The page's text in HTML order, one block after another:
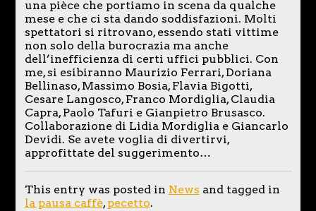
una pièce che portiamo in scena da qualche
mese e che ci sta dando soddisfazioni. Molti
spettatori si ritrovano, essendo stati vittime
non solo della burocrazia ma anche
dell’inefficienza di certi uffici pubblici. Con
me, si esibiranno Maurizio Ferrari, Doriana
Bellinaso, Massimo Bosia, Flavia Bigotti,
Cesare Langosco, Franco Mordiglia, Claudia
Capra, Paolo Tafuri e Gianpietro Brusasco.
Collaborazione di Lidia Mordiglia e Giancarlo
Devidi. Se avete voglia di divertirvi,
approfittate del suggerimento…
This entry was posted in News and tagged in
la pausa caffè,pecetto.